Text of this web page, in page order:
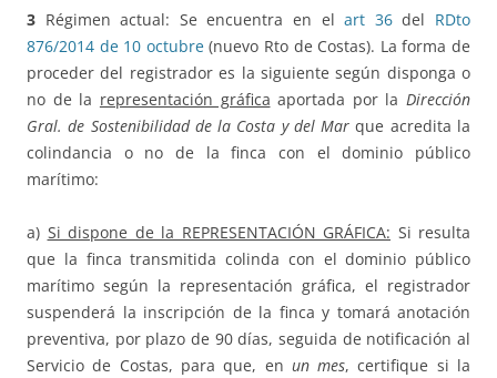
3 Régimen actual: Se encuentra en elart 36del RDto
876/2014 de 10 octubre(nuevo Rto de Costas). La forma de
proceder del registrador es la siguiente según disponga o
no de la representación gráfica aportada por la Dirección
Gral. de Sostenibilidad de la Costa y del Mar que acredita la
colindancia o no de la finca con el dominio público
marítimo:
a) Si dispone de la REPRESENTACIÓN GRÁFICA: Si resulta
que la finca transmitida colinda con el dominio público
marítimo según la representación gráfica, el registrador
suspenderá la inscripción de la finca y tomará anotación
preventiva, por plazo de 90 días, seguida de notificación al
Servicio de Costas, para que, en un mes, certifique si la